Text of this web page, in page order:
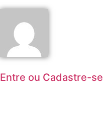
Entre ou Cadastre-se